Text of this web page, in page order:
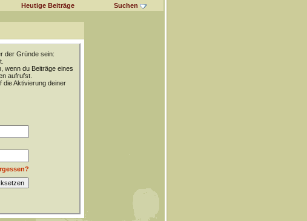
Heutige Beiträge Suchen
der Gründe sein:
wenn du Beiträge eines
aufrufst.
Aktivierung deiner